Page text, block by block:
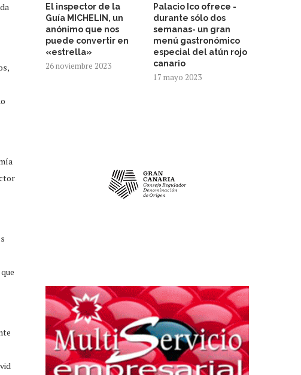
El inspector de la
Guía MICHELIN, un
anónimo que nos
puede convertir en
«estrella»
26 noviembre 2023
Palacio Ico ofrece -
durante sólo dos
semanas- un gran
menú gastronómico
especial del atún rojo
canario
17 mayo 2023